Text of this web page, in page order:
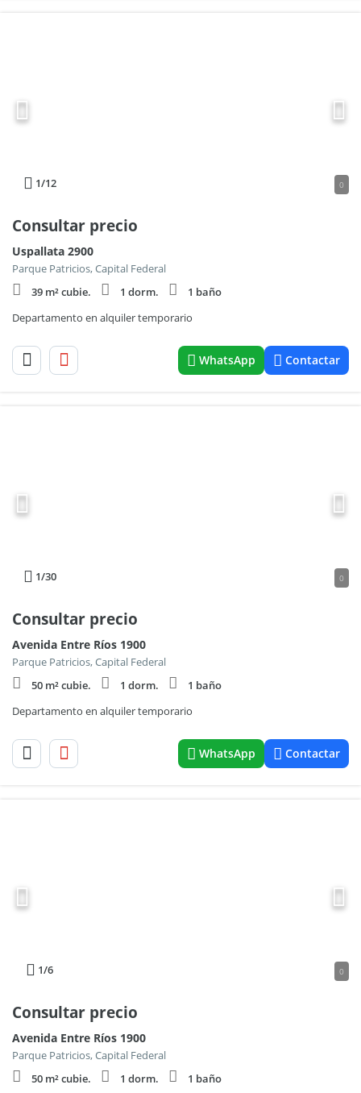
1/12 0
Consultar precio
Uspallata 2900
Parque Patricios, Capital Federal
39 m² cubie.
1 dorm.
1 baño
Departamento en alquiler temporario
WhatsApp Contactar
1/30 0
Consultar precio
Avenida Entre Ríos 1900
Parque Patricios, Capital Federal
50 m² cubie.
1 dorm.
1 baño
Departamento en alquiler temporario
WhatsApp Contactar
1/6 0
Consultar precio
Avenida Entre Ríos 1900
Parque Patricios, Capital Federal
50 m² cubie.
1 dorm.
1 baño